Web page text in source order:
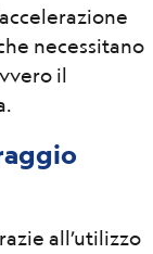
necessitano
il
all’utilizzo